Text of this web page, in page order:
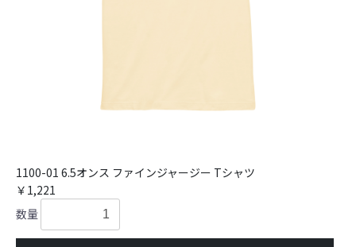
1100-01 6.5オンス ファインジャージー Tシャツ
￥1,221
数量